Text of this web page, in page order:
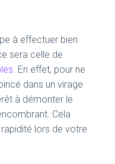
à effectuer bien
sera celle de
. En effet, pour ne
dans un virage
à démonter le
Cela
lors de votre